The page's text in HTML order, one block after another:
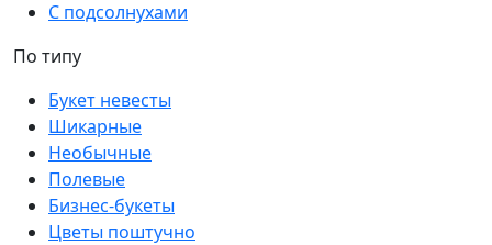
С подсолнухами
По типу
Букет невесты
Шикарные
Необычные
Полевые
Бизнес-букеты
Цветы поштучно